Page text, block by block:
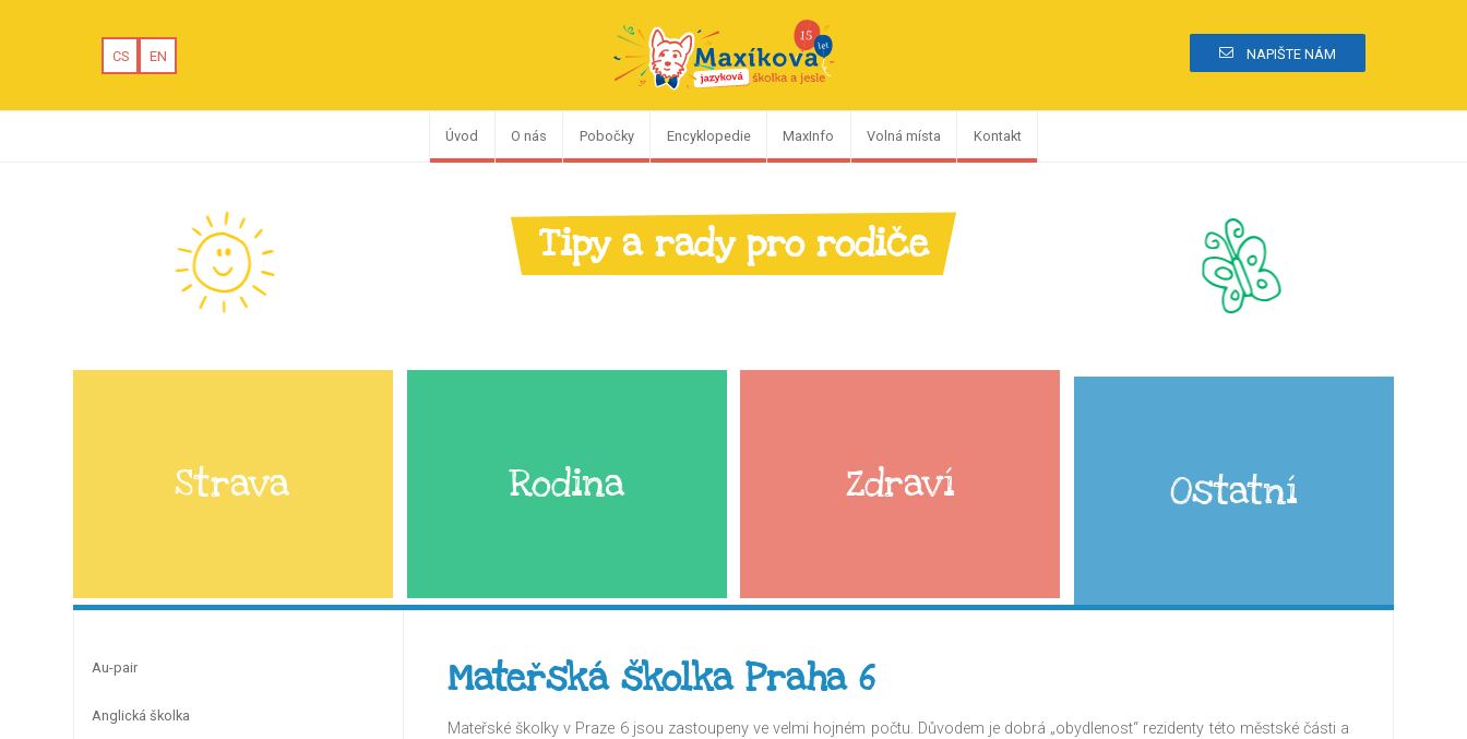
CS EN NAPIŠTE NÁM
Úvod O nás Pobočky Encyklopedie MaxInfo Volná místa Kontakt
Tipy a rady pro rodiče
Strava Rodina Zdraví Ostatní
Au-pair
Anglická školka
Mateřská školka Praha 6
Mateřské školky v Praze 6 jsou zastoupeny ve velmi hojném počtu. Důvodem je dobrá „obydlenost“ rezidenty této městské části a